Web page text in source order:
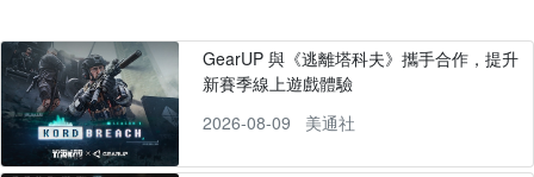
GearUP 與《逃離塔科夫》攜手合作，提升
新賽季線上遊戲體驗
2026-08-09
美通社